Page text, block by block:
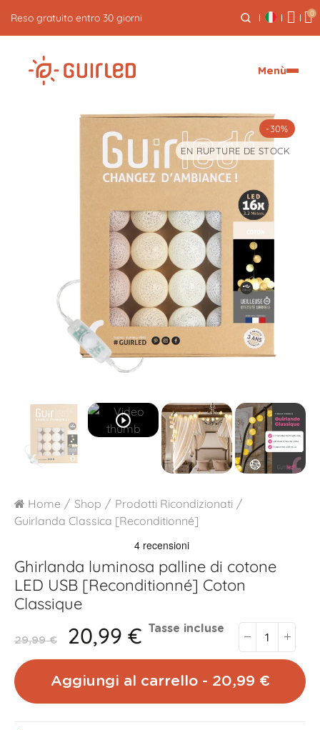
0
Menù
-30%
EN RUPTURE DE STOCK
play_circle_outline
Home Shop
Prodotti Ricondizionati
Guirlanda Classica [Reconditionné]
Ghirlanda luminosa palline di cotone
LED USB [Reconditionné] Coton
Classique
29,99 € 20,99 € Tasse incluse
Aggiungi al carrello - 20,99 €